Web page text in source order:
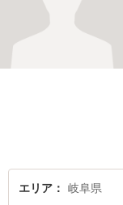
エリア 岐阜県